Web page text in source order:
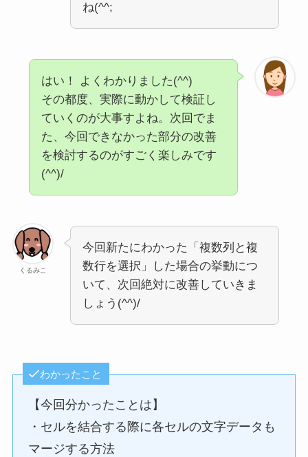
ね(^^;
はい！ よくわかりました(^^)
その都度、実際に動かして検証し
ていくのが大事すよね。次回でま
た、今回できなかった部分の改善
を検討するのがすごく楽しみです
(^^)/
くるみこ
今回新たにわかった「複数列と複
数行を選択」した場合の挙動につ
いて、次回絶対に改善していきま
しょう(^^)/
わかったこと
【今回分かったことは】
・セルを結合する際に各セルの文字データも
マージする方法